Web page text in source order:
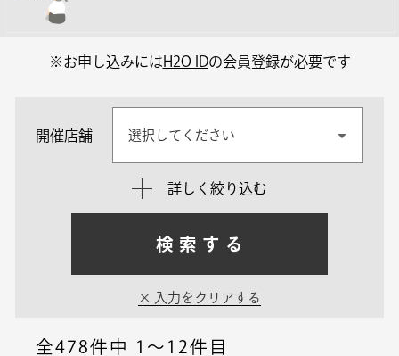
※お申し込みにはH2O IDの会員登録が必要です
開催店舗 選択してください
詳しく絞り込む
検索する
入力をクリアする
全478件中 1～12件目